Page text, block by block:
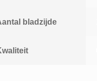
bladzijde